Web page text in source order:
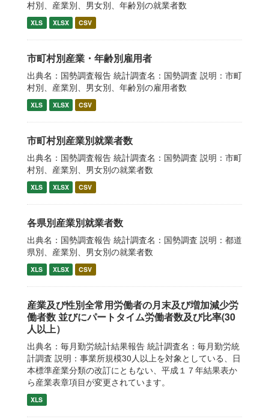
村別、産業別、男女別、年齢別の就業者数
XLS XLSX CSV
市町村別産業・年齢別雇用者
出典名：国勢調査報告 統計調査名：国勢調査 説明：市町
村別、産業別、男女別、年齢別の雇用者数
XLS XLSX CSV
市町村別産業別就業者数
出典名：国勢調査報告 統計調査名：国勢調査 説明：市町
村別、産業別、男女別の就業者数
XLS XLSX CSV
各県別産業別就業者数
出典名：国勢調査報告 統計調査名：国勢調査 説明：都道
県別、産業別、男女別の就業者数
XLS XLSX CSV
産業及び性別全常用労働者の月末及び増加減少労
働者数 並びにパートタイム労働者数及び比率(30
人以上）
出典名：毎月勤労統計結果報告 統計調査名：毎月勤労統
計調査 説明：事業所規模30人以上を対象としている、日
本標準産業分類の改訂にともない、平成１７年結果表か
ら産業表章項目が変更されています。
XLS